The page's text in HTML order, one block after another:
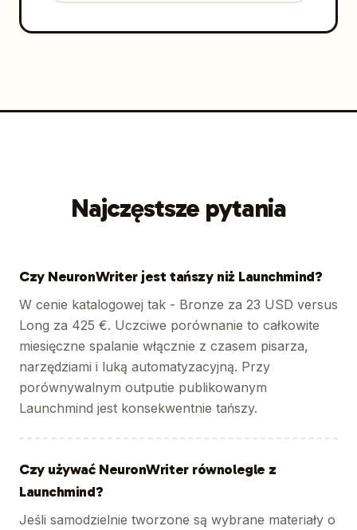
Najczęstsze pytania
Czy NeuronWriter jest tańszy niż Launchmind?
W cenie katalogowej tak - Bronze za 23 USD versus
Long za 425 €. Uczciwe porównanie to całkowite
miesięczne spalanie włącznie z czasem pisarza,
narzędziami i luką automatyzacyjną. Przy
porównywalnym outputie publikowanym
Launchmind jest konsekwentnie tańszy.
Czy używać NeuronWriter równolegle z
Launchmind?
Jeśli samodzielnie tworzone są wybrane materiały o